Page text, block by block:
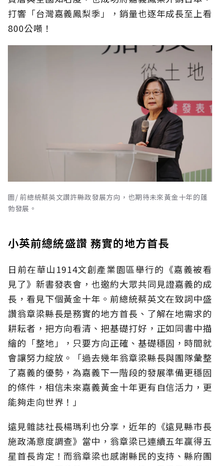
打響「台灣嘉義鳳梨季」，銷量也逐年成長至上看
800公噸！
圖/ 前總統蔡英文讚許縣政發展方向，也期待未來黃金十年的蓬
勃發展。
小英前總統盛讚 務實的地方首長
日前在華山1914文創產業園區舉行的《嘉義被看
見了》新書發表會，也邀約大眾共同見證嘉義的成
長，看見下個黃金十年。前總統蔡英文在致詞中盛
讚翁章梁縣長是務實的地方首長、了解在地需求的
耕耘者，把方向看清、把基礎打好，正如同書中描
繪的「整地」，只要方向正確、基礎穩固，時間就
會讓努力綻放。「過去幾年翁章梁縣長與團隊彙整
了嘉義的優勢，為嘉義下一階段的發展準備更穩固
的條件，相信未來嘉義黃金十年更有自信活力，更
能夠走向世界！」
遠見雜誌社長楊瑪利也分享，近年的《遠見縣市長
施政滿意度調查》當中，翁章梁已連續五年贏得五
星首長肯定！而翁章梁也感謝縣民的支持、縣府團